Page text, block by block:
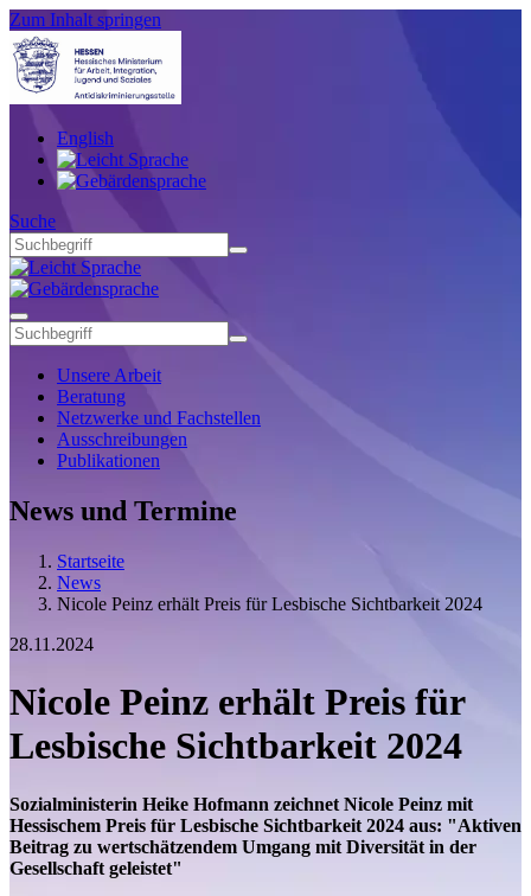
Zum Inhalt springen
English
Suche
Unsere Arbeit
Beratung
Netzwerke und Fachstellen
Ausschreibungen
Publikationen
News und Termine
Startseite
News
Nicole Peinz erhält Preis für Lesbische Sichtbarkeit 2024
28.11.2024
Nicole Peinz erhält Preis für
Lesbische Sichtbarkeit 2024
Sozialministerin Heike Hofmann zeichnet Nicole Peinz mit
Hessischem Preis für Lesbische Sichtbarkeit 2024 aus: "Aktiven
Beitrag zu wertschätzendem Umgang mit Diversität in der
Gesellschaft geleistet"